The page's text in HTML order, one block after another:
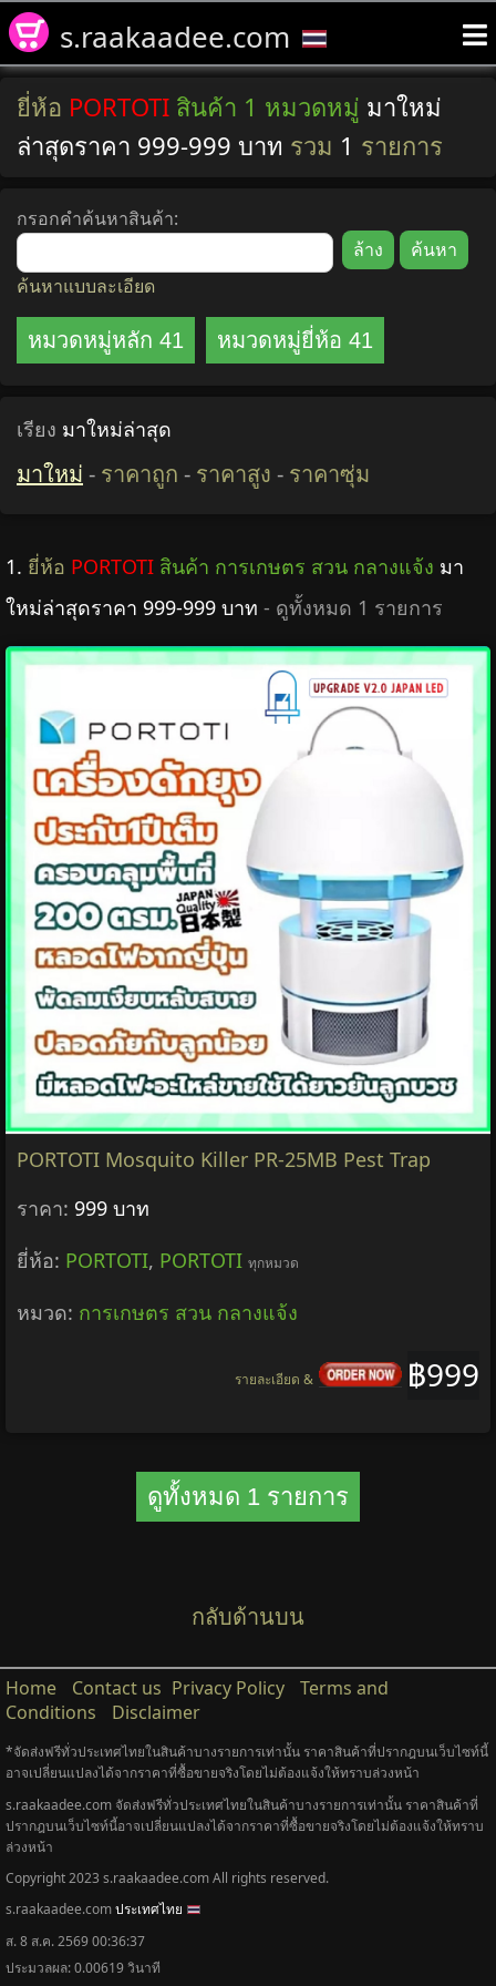
s.raakaadee.com
ยี่ห้อ PORTOTI สินค้า 1 หมวดหมู่ มาใหม่
ล่าสุดราคา 999-999 บาท รวม 1 รายการ
กรอกคำค้นหาสินค้า:
ค้นหาแบบละเอียด
หมวดหมู่หลัก 41 หมวดหมู่ยี่ห้อ 41
เรียง มาใหม่ล่าสุด
มาใหม่ - ราคาถูก - ราคาสูง - ราคาซุ่ม
1. ยี่ห้อ PORTOTI สินค้า การเกษตร สวน กลางแจ้ง มา
ใหม่ล่าสุดราคา 999-999 บาท - ดูทั้งหมด 1 รายการ
PORTOTI Mosquito Killer PR-25MB Pest Trap
ราคา: 999 บาท
ยี่ห้อ: PORTOTI, PORTOTI ทุกหมวด
หมวด: การเกษตร สวน กลางแจ้ง
฿999
รายละเอียด &
ดูทั้งหมด 1 รายการ
กลับด้านบน
Home Contact us Privacy Policy
Terms and
Conditions
Disclaimer
*จัดส่งฟรีทั่วประเทศไทยในสินค้าบางรายการเท่านั้น ราคาสินค้าที่ปรากฎบนเว็บไซท์นี้
อาจเปลี่ยนแปลงได้จากราคาที่ซื้อขายจริงโดยไม่ต้องแจ้งให้ทราบล่วงหน้า
s.raakaadee.com จัดส่งฟรีทั่วประเทศไทยในสินค้าบางรายการเท่านั้น ราคาสินค้าที่
ปรากฎบนเว็บไซท์นี้อาจเปลี่ยนแปลงได้จากราคาที่ซื้อขายจริงโดยไม่ต้องแจ้งให้ทราบ
ล่วงหน้า
Copyright 2023 s.raakaadee.com All rights reserved.
s.raakaadee.comประเทศไทย
ส. 8 ส.ค. 2569 00:36:37
ประมวลผล: 0.00619 วินาที